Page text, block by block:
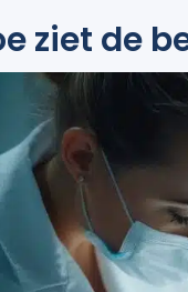
ziet de